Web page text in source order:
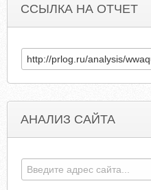
ССЫЛКА НА ОТЧЕТ
АНАЛИЗ САЙТА